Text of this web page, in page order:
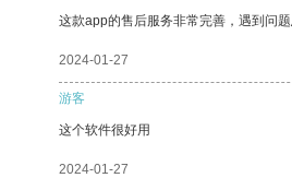
这款app的售后服务非常完善，遇到问
2024-01-27
游客
这个软件很好用
2024-01-27